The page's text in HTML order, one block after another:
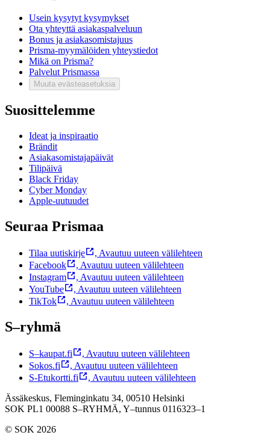
Usein kysytyt kysymykset
Ota yhteyttä asiakaspalveluun
Bonus ja asiakasomistajuus
Prisma-myymälöiden yhteystiedot
Mikä on Prisma?
Palvelut Prismassa
Muuta evästeasetuksia
Suosittelemme
Ideat ja inspiraatio
Brändit
Asiakasomistajapäivät
Tilipäivä
Black Friday
Cyber Monday
Apple-uutuudet
Seuraa Prismaa
Tilaa uutiskirje , Avautuu uuteen välilehteen
Facebook
, Avautuu uuteen välilehteen
Instagram
, Avautuu uuteen välilehteen
YouTube
, Avautuu uuteen välilehteen
TikTok
, Avautuu uuteen välilehteen
S–ryhmä
S–kaupat.fi , Avautuu uuteen välilehteen
Sokos.fi
, Avautuu uuteen välilehteen
S-Etukortti.fi
, Avautuu uuteen välilehteen
Ässäkeskus, Fleminginkatu 34, 00510 Helsinki
SOK PL1 00088 S–RYHMÄ, Y–tunnus 0116323–1
© SOK 2026